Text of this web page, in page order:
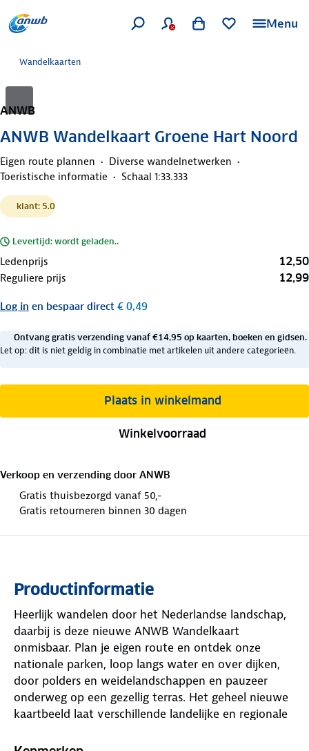
Menu
Wandelkaarten
ANWB
ANWB Wandelkaart Groene Hart Noord
Eigen route plannen
Diverse wandelnetwerken
Toeristische informatie
Schaal 1:33.333
klant: 5.0
Levertijd: wordt geladen..
Ledenprijs 12,50
Reguliere prijs 12,99
Log in en bespaar direct € 0,49
Ontvang gratis verzending vanaf €14,95 op kaarten, boeken en gidsen.
Let op: dit is niet geldig in combinatie met artikelen uit andere categorieën.
Plaats in winkelmand
Winkelvoorraad
Verkoop en verzending door ANWB
Gratis thuisbezorgd vanaf 50,-
Gratis retourneren binnen 30 dagen
Productinformatie
Heerlijk wandelen door het Nederlandse landschap,
daarbij is deze nieuwe ANWB Wandelkaart
onmisbaar. Plan je eigen route en ontdek onze
nationale parken, loop langs water en over dijken,
door polders en weidelandschappen en pauzeer
onderweg op een gezellig terras. Het geheel nieuwe
kaartbeeld laat verschillende landelijke en regionale
Wandelpaden), streekpaden en knooppunten. De